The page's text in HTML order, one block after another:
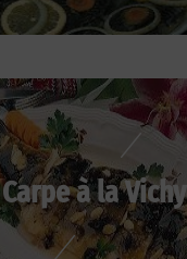
Carpe à la Vichy